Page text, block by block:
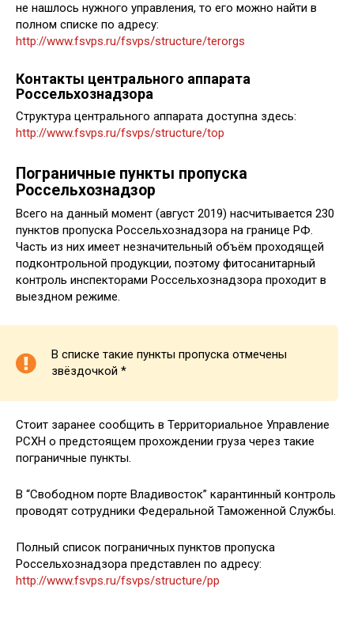
не нашлось нужного управления, то его можно найти в
полном списке по адресу:
http://www.fsvps.ru/fsvps/structure/terorgs
Контакты центрального аппарата
Россельхознадзора
Структура центрального аппарата доступна здесь:
http://www.fsvps.ru/fsvps/structure/top
Пограничные пункты пропуска
Россельхознадзор
Всего на данный момент (август 2019) насчитывается 230
пунктов пропуска Россельхознадзора на границе РФ.
Часть из них имеет незначительный объём проходящей
подконтрольной продукции, поэтому фитосанитарный
контроль инспекторами Россельхознадзора проходит в
выездном режиме.
В списке такие пункты пропуска отмечены
звёздочкой *
Стоит заранее сообщить в Территориальное Управление
РСХН о предстоящем прохождении груза через такие
пограничные пункты.
В “Свободном порте Владивосток” карантинный контроль
проводят сотрудники Федеральной Таможенной Службы.
Полный список пограничных пунктов пропуска
Россельхознадзора представлен по адресу:
http://www.fsvps.ru/fsvps/structure/pp